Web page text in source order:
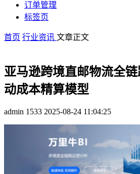
订单管理
标签页
首页 行业资讯 文章正文
亚马逊跨境直邮物流全
动成本精算模型
admin 1533 2025-08-24 11:04:25